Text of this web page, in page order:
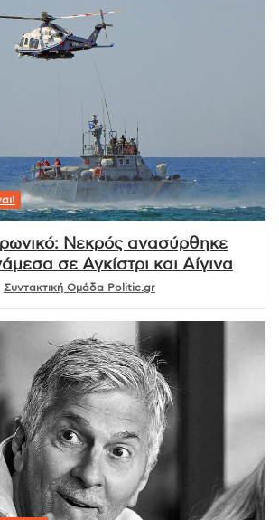
Νεκρός ανασύρθηκε
σε Αγκίστρι και Αίγινα
Συντακτική Ομάδα Politic.gr